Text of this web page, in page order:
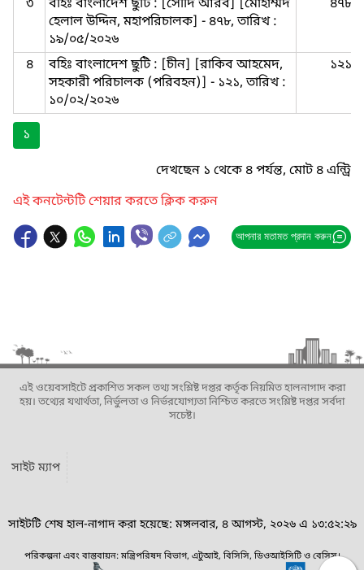
৩
বহিঃ বাংলাদেশ ছুটি : [সৌদি আরব] [মোহাম্মদ
হেলাল উদ্দিন, মহাপরিচালক] - ৪৭৮, তারিখ :
১৯/০৫/২০২৬
৪৭৮
৪
বহিঃ বাংলাদেশ ছুটি : [চীন] [রাকিব আহমেদ,
সহকারী পরিচালক (পরিবহন)] - ১২১, তারিখ :
১০/০২/২০২৬
১২১
১
দেখছেন ১ থেকে ৪ পর্যন্ত, মোট ৪ এন্ট্রি
এই কনটেন্টটি শেয়ার করতে ক্লিক করুন
আপনার মতামত প্রদান করুন
এই ওয়েবসাইটে প্রকাশিত সকল তথ্য সংশ্লিষ্ট দপ্তর কর্তৃক নিয়মিত হালনাগাদ করা
হয়। তথ্যের যথার্থতা, নির্ভুলতা ও নির্ভরযোগ্যতা নিশ্চিত করতে সংশ্লিষ্ট দপ্তর সর্বদা
সচেষ্ট।
সাইট ম্যাপ
সাইটটি শেষ হাল-নাগাদ করা হয়েছে: মঙ্গলবার, ৪ আগস্ট, ২০২৬ এ ১৩:৫২:২৯
পরিকল্পনা এবং বাস্তবায়ন: মন্ত্রিপরিষদ বিভাগ, এটুআই, বিসিসি, ডিওআইসিটি ও বেসিস।